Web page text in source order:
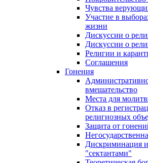
Чувства
Участие в
жизни
Дискуссии о
Дискуссии о
Религии и
Соглашения
Гонения
вмешательство
Места для
Отказ в
религиозных
Защита от
Дискриминация и
"сектантами"